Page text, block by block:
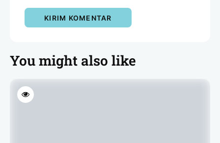
You might also like